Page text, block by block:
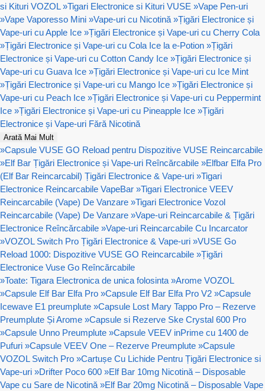
si Kituri VOZOL »Tigari Electronice si Kituri VUSE »Vape Pen-uri
»Vape Vaporesso Mini »Vape-uri cu Nicotină »Țigări Electronice și
Vape-uri cu Apple Ice »Țigări Electronice și Vape-uri cu Cherry Cola
»Țigări Electronice și Vape-uri cu Cola Ice la e-Potion »Țigări
Electronice și Vape-uri cu Cotton Candy Ice »Țigări Electronice și
Vape-uri cu Guava Ice »Țigări Electronice și Vape-uri cu Ice Mint
»Țigări Electronice și Vape-uri cu Mango Ice »Țigări Electronice și
Vape-uri cu Peach Ice »Țigări Electronice și Vape-uri cu Peppermint
Ice »Țigări Electronice și Vape-uri cu Pineapple Ice »Țigări
Electronice și Vape-uri Fără Nicotină
Arată Mai Mult
»Capsule VUSE GO Reload pentru Dispozitive VUSE Reincarcabile
»Elf Bar Țigări Electronice și Vape-uri Reîncărcabile »Elfbar Elfa Pro
(Elf Bar Reincarcabil) Țigări Electronice & Vape-uri »Tigari
Electronice Reincarcabile VapeBar »Tigari Electronice VEEV
Reincarcabile (Vape) De Vanzare »Tigari Electronice Vozol
Reincarcabile (Vape) De Vanzare »Vape-uri Reincarcabile & Țigări
Electronice Reîncărcabile »Vape-uri Reincarcabile Cu Incarcator
»VOZOL Switch Pro Țigări Electronice & Vape-uri »VUSE Go
Reload 1000: Dispozitive VUSE GO Reincarcabile »Țigări
Electronice Vuse Go Reîncărcabile
»Toate: Tigara Electronica de unica folosinta »Arome VOZOL
»Capsule Elf Bar Elfa Pro »Capsule Elf Bar Elfa Pro V2 »Capsule
Icewave E1 preumplute »Capsule Lost Mary Tappo Pro – Rezerve
Preumplute Și Arome »Capsule si Rezerve Ske Crystal 600 Pro
»Capsule Unno Preumplute »Capsule VEEV inPrime cu 1400 de
Pufuri »Capsule VEEV One – Rezerve Preumplute »Capsule
VOZOL Switch Pro »Cartușe Cu Lichide Pentru Țigări Electronice si
Vape-uri »Drifter Poco 600 »Elf Bar 10mg Nicotină – Disposable
Vape cu Sare de Nicotină »Elf Bar 20mg Nicotină – Disposable Vape